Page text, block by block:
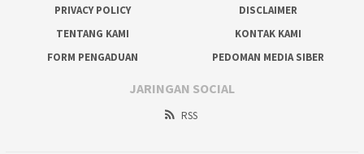
PRIVACY POLICY
DISCLAIMER
TENTANG KAMI
KONTAK KAMI
FORM PENGADUAN
PEDOMAN MEDIA SIBER
JARINGAN SOCIAL
RSS